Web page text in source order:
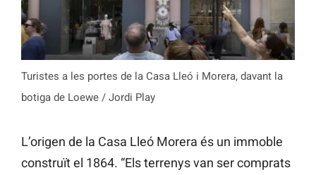
Turistes a les portes de la Casa Lleó i Morera, davant la
botiga de Loewe / Jordi Play
L’origen de la Casa Lleó Morera és un immoble
construït el 1864. “Els terrenys van ser comprats